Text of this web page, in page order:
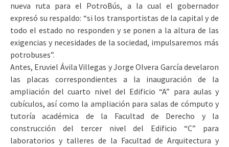
nueva ruta para el PotroBús, a la cual el gobernador
expresó su respaldo: “si los transportistas de la capital y de
todo el estado no responden y se ponen a la altura de las
exigencias y necesidades de la sociedad, impulsaremos más
potrobuses”.
Antes, Eruviel Ávila Villegas y Jorge Olvera García develaron
las placas correspondientes a la inauguración de la
ampliación del cuarto nivel del Edificio “A” para aulas y
cubículos, así como la ampliación para salas de cómputo y
tutoría académica de la Facultad de Derecho y la
construcción del tercer nivel del Edificio “C” para
laboratorios y talleres de la Facultad de Arquitectura y